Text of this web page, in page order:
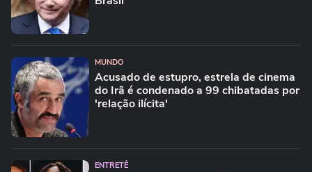
MUNDO
Acusado de estupro, estrela de cinema
do Irã é condenado a 99 chibatadas por
'relação ilícita'
ENTRETÊ